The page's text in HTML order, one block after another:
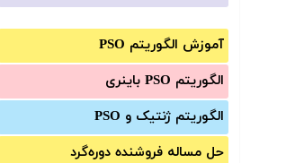
آموزش الگوریتم PSO
الگوریتم PSO باینری
الگوریتم ژنتیک و PSO
حل مساله فروشنده دوره‌گرد